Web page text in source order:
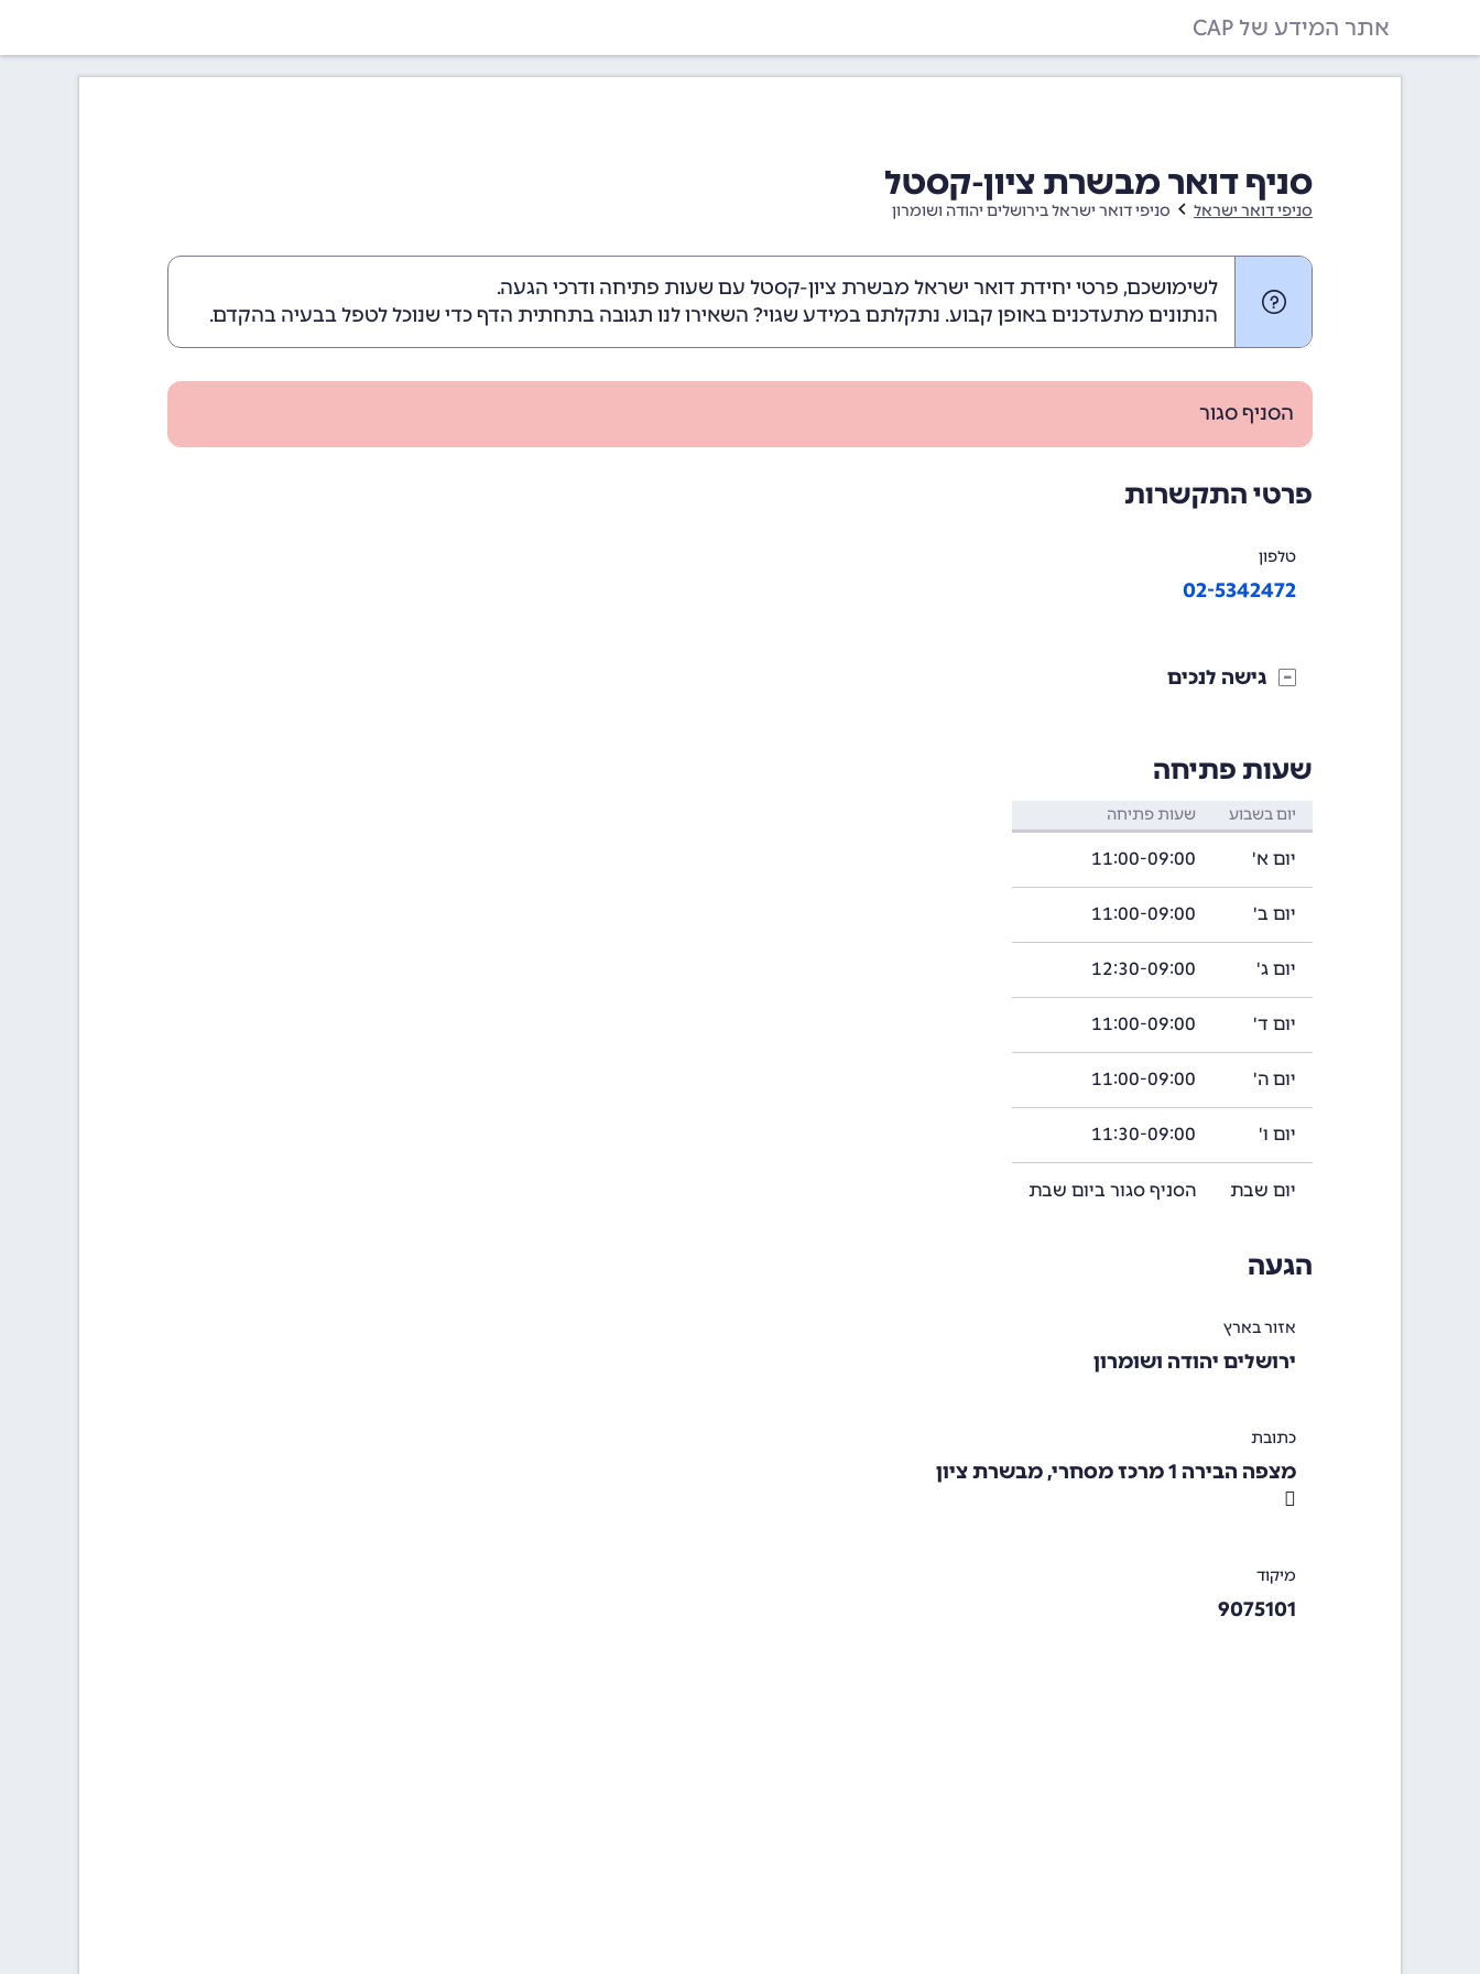
אתר המידע של CAP
סניף דואר מבשרת ציון-קסטל
סניפי דואר ישראל סניפי דואר ישראל בירושלים יהודה ושומרון
לשימושכם, פרטי יחידת דואר ישראל מבשרת ציון-קסטל עם שעות פתיחה ודרכי הגעה.
הנתונים מתעדכנים באופן קבוע. נתקלתם במידע שגוי? השאירו לנו תגובה בתחתית הדף כדי שנוכל לטפל בבעיה בהקדם.
הסניף סגור
פרטי התקשרות
טלפון
02-5342472
גישה לנכים
שעות פתיחה
יום בשבוע שעות פתיחה
יום א' 11:00-09:00
יום ב' 11:00-09:00
יום ג' 12:30-09:00
יום ד' 11:00-09:00
יום ה' 11:00-09:00
יום ו' 11:30-09:00
יום שבת הסניף סגור ביום שבת
הגעה
אזור בארץ
ירושלים יהודה ושומרון
כתובת
מצפה הבירה 1 מרכז מסחרי, מבשרת ציון
מיקוד
9075101